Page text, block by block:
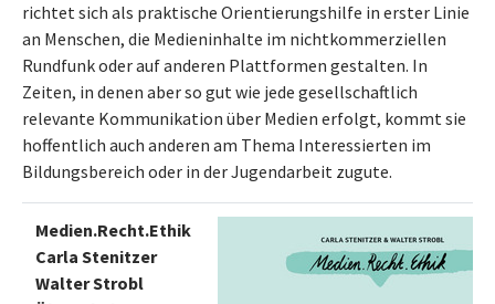
richtet sich als praktische Orientierungshilfe in erster Linie
an Menschen, die Medieninhalte im nichtkommerziellen
Rundfunk oder auf anderen Plattformen gestalten. In
Zeiten, in denen aber so gut wie jede gesellschaftlich
relevante Kommunikation über Medien erfolgt, kommt sie
hoffentlich auch anderen am Thema Interessierten im
Bildungsbereich oder in der Jugendarbeit zugute.
Medien.Recht.Ethik
Carla Stenitzer
Walter Strobl